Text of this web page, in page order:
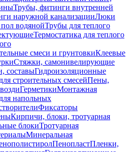
Трубы, фитинги внутренней
наружной канализацииЛюки
водянойТрубы для теплого
Термостатика для теплого
смеси и грунтовкиКлеевые
Стяжки, самонивелирующие
составыГидроизоляционные
строительных смесейПены,
ГерметикиМонтажная
напольных
Фиксаторы
Кирпичи, блоки, тротуарная
блокиТротуарная
Минеральная
ПенопластПленки,